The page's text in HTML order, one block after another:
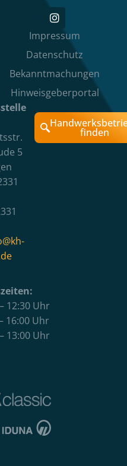
Impressum
Datenschutz
Bekanntmachungen
Hinweisgeberportal
5
finden
12:30 Uhr
Uhr
Uhr